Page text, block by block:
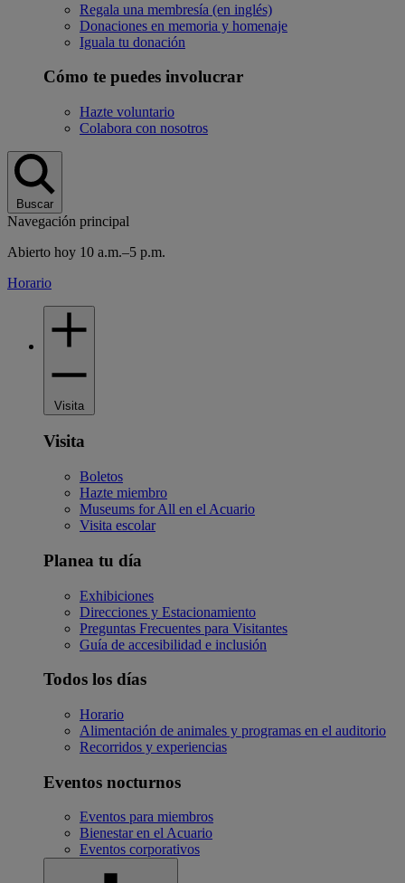
Regala una membresía (en inglés)
Donaciones en memoria y homenaje
Iguala tu donación
Cómo te puedes involucrar
Hazte voluntario
Colabora con nosotros
Buscar
Navegación principal
Abierto hoy 10 a.m.–5 p.m.
Horario
Visita
Visita
Boletos
Hazte miembro
Museums for All en el Acuario
Visita escolar
Planea tu día
Exhibiciones
Direcciones y Estacionamiento
Preguntas Frecuentes para Visitantes
Guía de accesibilidad e inclusión
Todos los días
Horario
Alimentación de animales y programas en el auditorio
Recorridos y experiencias
Eventos nocturnos
Eventos para miembros
Bienestar en el Acuario
Eventos corporativos